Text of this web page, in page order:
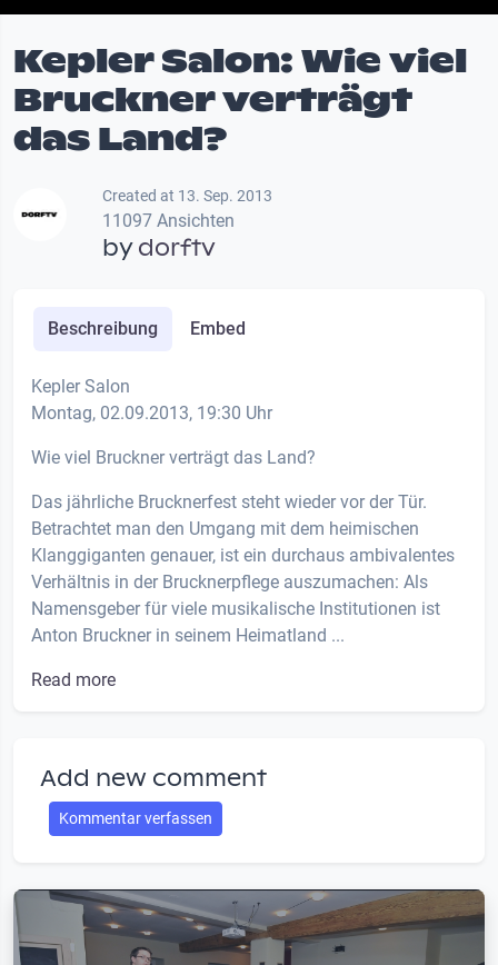
Kepler Salon: Wie viel
Bruckner verträgt
das Land?
Created at 13. Sep. 2013
11097 Ansichten
bydorftv
Beschreibung Embed
Kepler Salon
Montag, 02.09.2013, 19:30 Uhr
Wie viel Bruckner verträgt das Land?
Das jährliche Brucknerfest steht wieder vor der Tür.
Betrachtet man den Umgang mit dem heimischen
Klanggiganten genauer, ist ein durchaus ambivalentes
Verhältnis in der Brucknerpflege auszumachen: Als
Namensgeber für viele musikalische Institutionen ist
Anton Bruckner in seinem Heimatland ...
Read more
Add new comment
Kommentar verfassen